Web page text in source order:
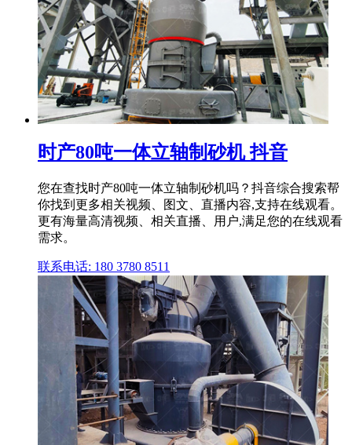
时产80吨一体立轴制砂机 抖音
您在查找时产80吨一体立轴制砂机吗？抖音综合搜索帮
你找到更多相关视频、图文、直播内容,支持在线观看。
更有海量高清视频、相关直播、用户,满足您的在线观看
需求。
联系电话: 180 3780 8511